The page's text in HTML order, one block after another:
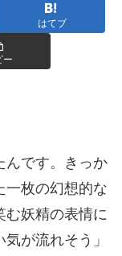
はてブ
ー
んです。きっか
一枚の幻想的な
む妖精の表情に
が流れそう」